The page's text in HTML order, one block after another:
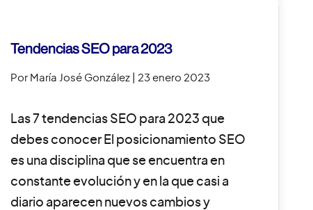
Tendencias SEO para 2023
Por María José González | 23 enero 2023
Las 7 tendencias SEO para 2023 que
debes conocer El posicionamiento SEO
es una disciplina que se encuentra en
constante evolución y en la que casi a
diario aparecen nuevos cambios y